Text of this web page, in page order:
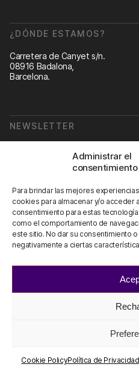
Administrar el
Para brindar las mejores
cookies para almacenar y/o acceder
consentimiento para estas
como el comportamiento de
este sitio. No dar su consentimiento
negativamente a ciertas
Cookie PolicyPolítica de Privacidad
¿DÓNDE ESTAMOS?
Carretera de Canyet s/n.
08916 Badalona,
Barcelona.
NEWSLETTER
CONTÁCTANOS
info@scienhub.org
Aviso legal y condiciones de uso
Política de Cookies